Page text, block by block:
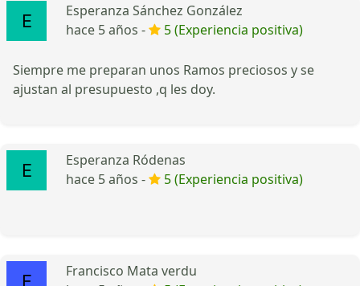
Esperanza Sánchez González
hace 5 años -
5 (Experiencia positiva)
Siempre me preparan unos Ramos preciosos y se
ajustan al presupuesto ,q les doy.
Esperanza Ródenas
hace 5 años -
5 (Experiencia positiva)
Francisco Mata verdu